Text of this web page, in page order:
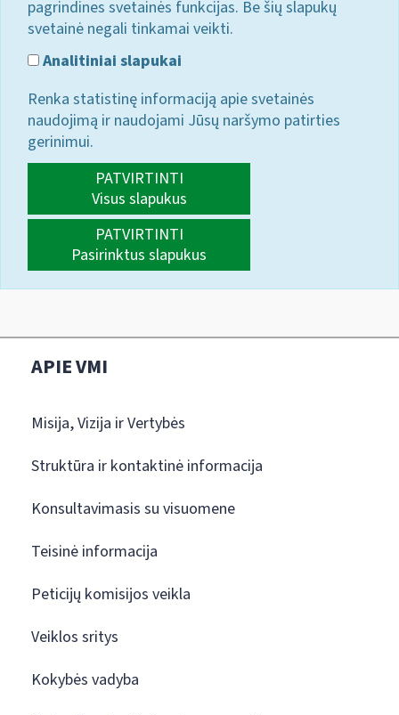
pagrindines svetainės funkcijas. Be šių slapukų
svetainė negali tinkamai veikti.
Analitiniai slapukai
Renka statistinę informaciją apie svetainės
naudojimą ir naudojami Jūsų naršymo patirties
gerinimui.
PATVIRTINTI
Visus slapukus
PATVIRTINTI
Pasirinktus slapukus
APIE VMI
Misija, Vizija ir Vertybės
Struktūra ir kontaktinė informacija
Konsultavimasis su visuomene
Teisinė informacija
Peticijų komisijos veikla
Veiklos sritys
Kokybės vadyba